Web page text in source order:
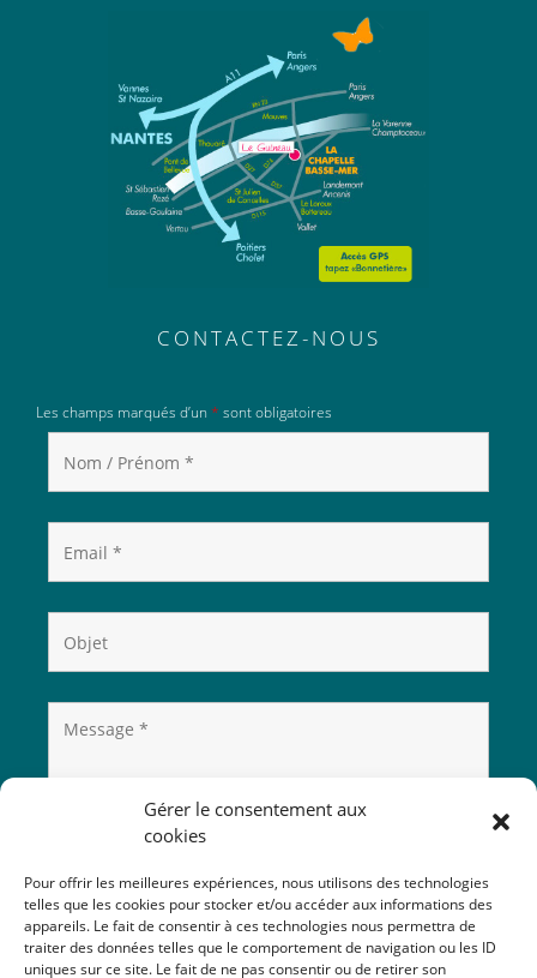
Gérer le consentement aux
cookies
Pour offrir les meilleures expériences, nous utilisons des technologies
telles que les cookies pour stocker et/ou accéder aux informations des
appareils. Le fait de consentir à ces technologies nous permettra de
traiter des données telles que le comportement de navigation ou les ID
uniques sur ce site. Le fait de ne pas consentir ou de retirer son
CONTACTEZ-NOUS
Les champs marqués d’un * sont obligatoires